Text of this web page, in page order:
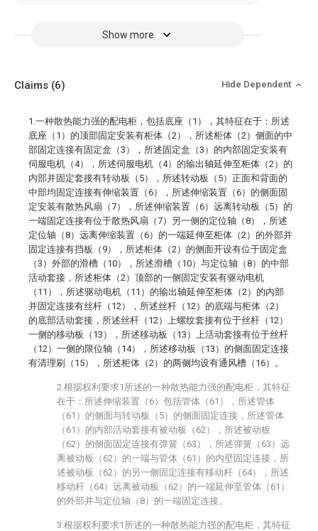
Show more
Claims (6) Hide Dependent
1.一种散热能力强的配电柜，包括底座（1），其特征在于：所述
底座（1）的顶部固定安装有柜体（2），所述柜体（2）侧面的中
部固定连接有固定盒（3），所述固定盒（3）的内部固定安装有
伺服电机（4），所述伺服电机（4）的输出轴延伸至柜体（2）的
内部并固定套接有转动板（5），所述转动板（5）正面和背面的
中部均固定连接有伸缩装置（6），所述伸缩装置（6）的侧面固
定安装有散热风扇（7），所述伸缩装置（6）远离转动板（5）的
一端固定连接有位于散热风扇（7）另一侧的定位轴（8），所述
定位轴（8）远离伸缩装置（6）的一端延伸至柜体（2）的外部并
固定连接有挡板（9），所述柜体（2）的侧面开设有位于固定盒
（3）外部的滑槽（10），所述滑槽（10）与定位轴（8）的中部
活动套接，所述柜体（2）顶部的一侧固定安装有驱动电机
（11），所述驱动电机（11）的输出轴延伸至柜体（2）的内部
并固定连接有丝杆（12），所述丝杆（12）的底端与柜体（2）
的底部活动套接，所述丝杆（12）上螺纹套接有位于丝杆（12）
一侧的移动板（13），所述移动板（13）上活动套接有位于丝杆
（12）一侧的限位轴（14），所述移动板（13）的侧面固定连接
有清理刷（15），所述柜体（2）的两侧均设有通风槽（16）。
2.根据权利要求1所述的一种散热能力强的配电柜，其特征
在于：所述伸缩装置（6）包括管体（61），所述管体
（61）的侧面与转动板（5）的侧面固定连接，所述管体
（61）的内部活动套接有被动板（62），所述被动板
（62）的侧面固定连接有弹簧（63），所述弹簧（63）远
离被动板（62）的一端与管体（61）的内壁固定连接，所
述被动板（62）的另一侧固定连接有移动杆（64），所述
移动杆（64）远离被动板（62）的一端延伸至管体（61）
的外部并与定位轴（8）的一端固定连接。
3.根据权利要求1所述的一种散热能力强的配电柜，其特征